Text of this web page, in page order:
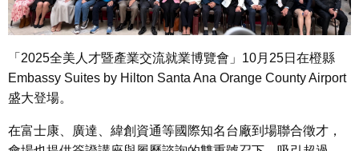
「2025全美人才暨產業交流就業博覽會」10月25日在橙縣
Embassy Suites by Hilton Santa Ana Orange County Airport
盛大登場。
在富士康、廣達、緯創資通等國際知名台廠到場聯合徵才，